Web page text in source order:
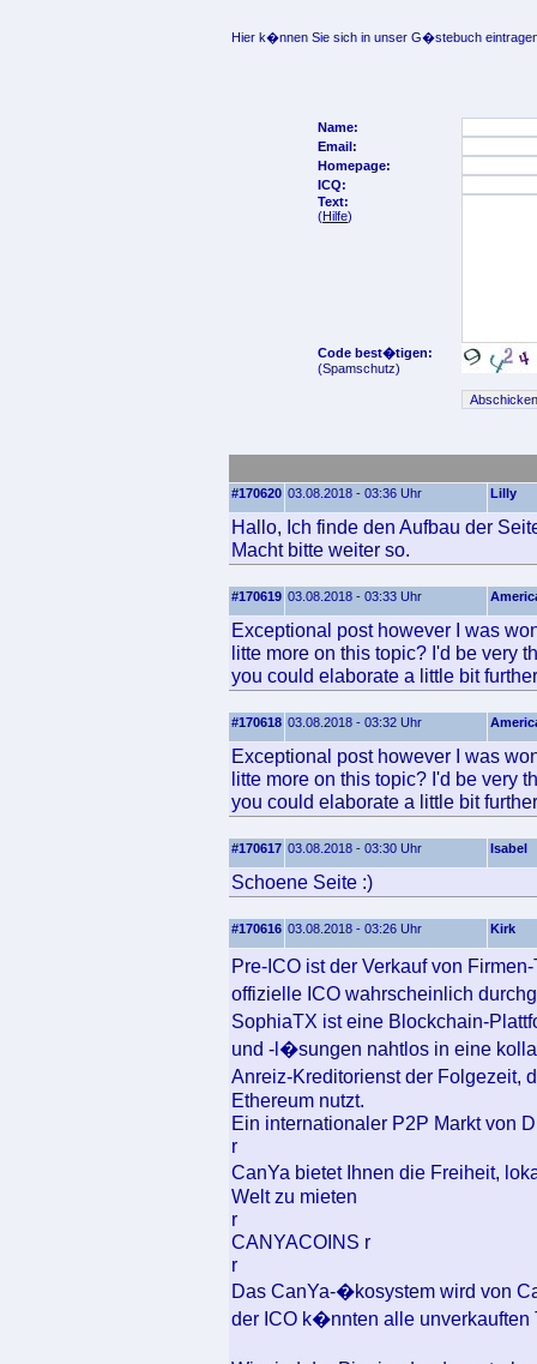
Hier k�nnen Sie sich in unser G�stebuch
Name:
Email:
Homepage:
ICQ:
Text:
(Hilfe)
Code best�tigen:
(Spamschutz)
#170620 03.08.2018 - 03:36 Uhr Lilly
Hallo, Ich finde den Aufbau der
Macht bitte weiter so.
#170619 03.08.2018 - 03:33 Uhr
Exceptional post however I was
litte more on this topic? I'd be very
you could elaborate a little bit
#170618 03.08.2018 - 03:32 Uhr
Exceptional post however I was
litte more on this topic? I'd be very
you could elaborate a little bit
#170617 03.08.2018 - 03:30 Uhr Isabel
Schoene Seite :)
#170616 03.08.2018 - 03:26 Uhr Kirk
Pre-ICO ist der Verkauf von
offizielle ICO wahrscheinlich
SophiaTX ist eine Blockchain-
und -l�sungen nahtlos in eine
Anreiz-Kreditorienst der Folgezeit,
Ethereum nutzt.
Ein internationaler P2P Markt von
r
CanYa bietet Ihnen die Freiheit,
Welt zu mieten
r
CANYACOINS r
r
Das CanYa-�kosystem wird von
der ICO k�nnten alle